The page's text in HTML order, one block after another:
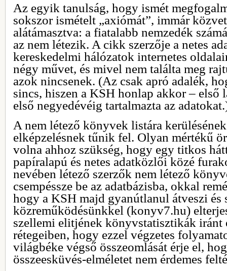
Az egyik tanulság, hogy ismét
sokszor ismételt „axiómát”, immár
alátámasztva: a fiatalabb nemzedék
az nem létezik. A cikk szerzője a netes
kereskedelmi hálózatok internetes
négy művet, és mivel nem találta meg
azok nincsenek. (Az csak apró adalék,
sincs, hiszen a KSH honlap akkor – első
első negyedévéig tartalmazta az
A nem létező könyvek listára
elképzelésnek tűnik fel. Olyan mértékű
volna ahhoz szükség, hogy egy titkos
papíralapú és netes adatközlői közé
nevében létező szerzők nem létező
csempéssze be az adatbázisba, okkal
hogy a KSH majd gyanútlanul átveszi és
közreműködésünkkel (konyv7.hu)
szellemi elitjének könyvstatisztikák iránt
rétegeiben, hogy ezzel végzetes
világbéke végső összeomlását érje el,
összeesküvés-elméletet nem érdemes